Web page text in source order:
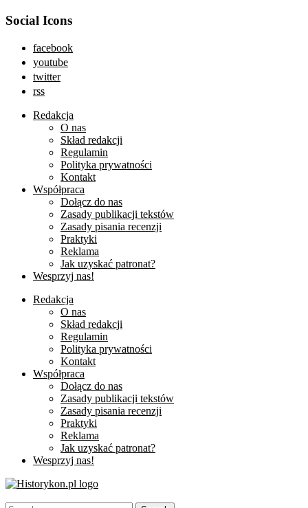
Social Icons
facebook
youtube
twitter
rss
Redakcja
O nas
Skład redakcji
Regulamin
Polityka prywatności
Kontakt
Współpraca
Dołącz do nas
Zasady publikacji tekstów
Zasady pisania recenzji
Praktyki
Reklama
Jak uzyskać patronat?
Wesprzyj nas!
Redakcja
O nas
Skład redakcji
Regulamin
Polityka prywatności
Kontakt
Współpraca
Dołącz do nas
Zasady publikacji tekstów
Zasady pisania recenzji
Praktyki
Reklama
Jak uzyskać patronat?
Wesprzyj nas!